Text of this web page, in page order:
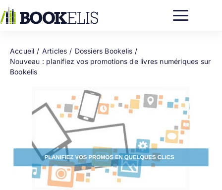
au
contenu
Accueil Articles
Dossiers Bookelis
Nouveau : planifiez vos promotions de livres numériques sur
Bookelis